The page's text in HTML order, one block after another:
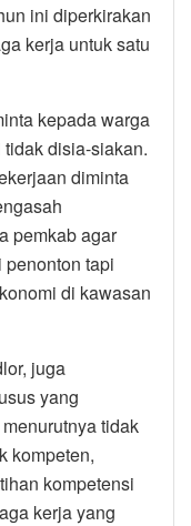
ini diperkirakan
kerja untuk satu
kepada warga
disia-siakan.
diminta
pemkab agar
tapi
di kawasan
juga
yang
tidak
kompeten,
kompetensi
kerja yang